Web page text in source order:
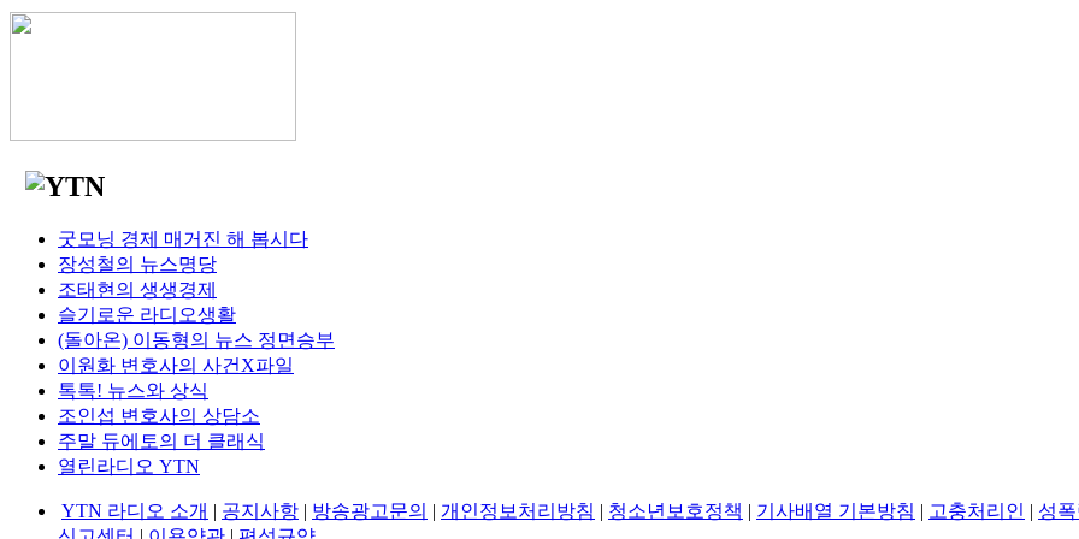
굿모닝 경제 매거진 해 봅시다
장성철의 뉴스명당
조태현의 생생경제
슬기로운 라디오생활
(돌아온) 이동형의 뉴스 정면승부
이원화 변호사의 사건X파일
톡톡! 뉴스와 상식
조인섭 변호사의 상담소
주말 듀에토의 더 클래식
열린라디오 YTN
YTN 라디오 소개 | 공지사항 | 방송광고문의 | 개인정보처리방침 | 청소년보호정책 | 기사배열 기본방침 | 고충처리인 | 성